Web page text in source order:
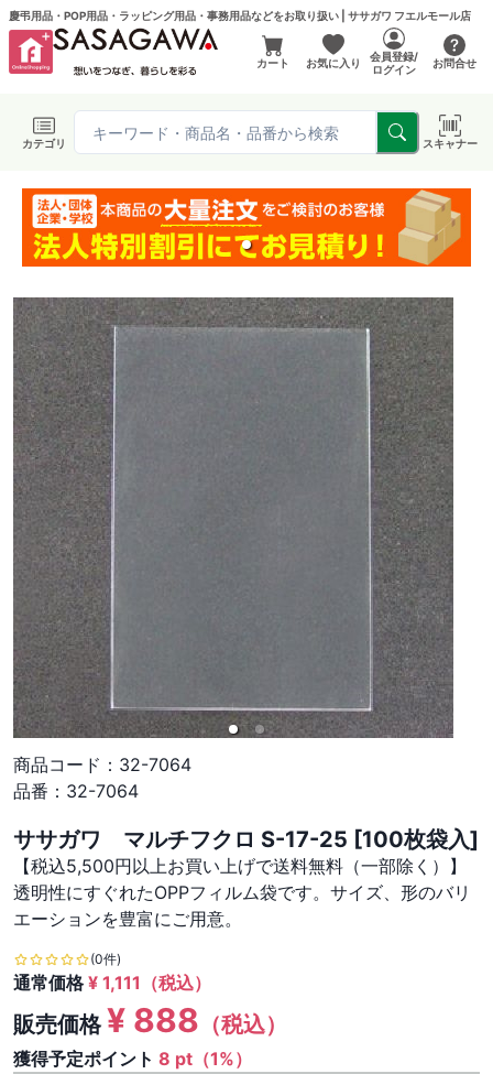
慶弔用品・POP用品・ラッピング用品・事務用品などをお取り扱い | ササガワ フエルモール店
カート お気に入り
会員登録/
ログイン
お問合せ
カテゴリ スキャナー
商品コード： 32-7064
品番： 32-7064
ササガワ マルチフクロ S-17-25 [100枚袋入]
【税込5,500円以上お買い上げで送料無料（一部除く）】
透明性にすぐれたOPPフィルム袋です。サイズ、形のバリ
エーションを豊富にご用意。
(0件)
通常価格¥ 1,111 （税込）
販売価格¥ 888 （税込）
獲得予定ポイント 8 pt（1%）